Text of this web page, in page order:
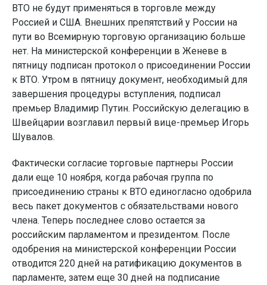
ВТО не будут применяться в торговле между
Россией и США. Внешних препятствий у России на
пути во Всемирную торговую организацию больше
нет. На министерской конференции в Женеве в
пятницу подписан протокол о присоединении России
к ВТО. Утром в пятницу документ, необходимый для
завершения процедуры вступления, подписал
премьер Владимир Путин. Российскую делегацию в
Швейцарии возглавил первый вице-премьер Игорь
Шувалов.
Фактически согласие торговые партнеры России
дали еще 10 ноября, когда рабочая группа по
присоединению страны к ВТО единогласно одобрила
весь пакет документов с обязательствами нового
члена. Теперь последнее слово остается за
российским парламентом и президентом. После
одобрения на министерской конференции России
отводится 220 дней на ратификацию документов в
парламенте, затем еще 30 дней на подписание